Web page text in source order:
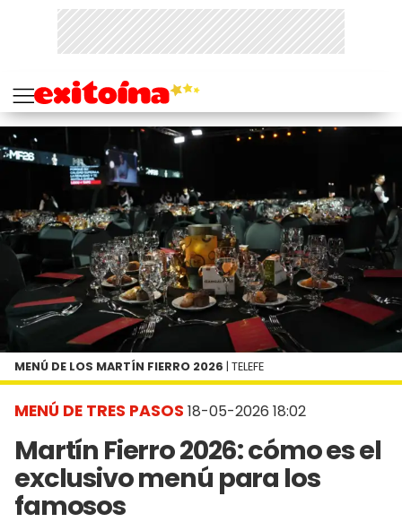
MENÚ DE TRES PASOS 18-05-2026 18:02
Martín Fierro 2026: cómo es el
exclusivo menú para los
famosos
MENÚ DE LOS MARTÍN FIERRO 2026 | TELEFE